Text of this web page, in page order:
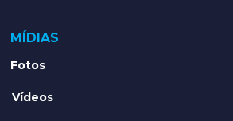
MÍDIAS
Fotos
Vídeos